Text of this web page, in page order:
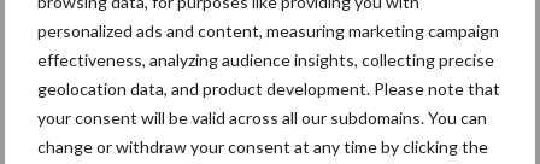
personalized ads and content, measuring marketing campaign
effectiveness, analyzing audience insights, collecting precise
geolocation data, and product development. Please note that
your consent will be valid across all our subdomains. You can
change or withdraw your consent at any time by clicking the
Een andere reden van diarree kan een onjuiste voermethode zijn.
Geef direct na de geboorte voldoende kwalitatieve
biest zodat het dier antistoffen binnenkrijgt;
Een kalf moet altijd beschikking hebben over goed (vers)